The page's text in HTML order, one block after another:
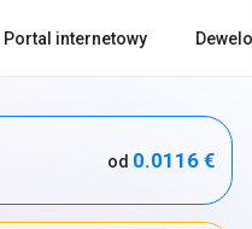
Portal internetowy
od 0.0116 €